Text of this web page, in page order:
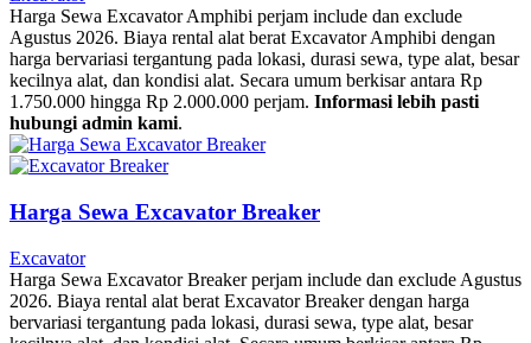
Harga Sewa Excavator Amphibi perjam include dan exclude
Agustus 2026. Biaya rental alat berat Excavator Amphibi dengan
harga bervariasi tergantung pada lokasi, durasi sewa, type alat, besar
kecilnya alat, dan kondisi alat. Secara umum berkisar antara Rp
1.750.000 hingga Rp 2.000.000 perjam. Informasi lebih pasti
hubungi admin kami.
Harga Sewa Excavator Breaker
Excavator
Harga Sewa Excavator Breaker perjam include dan exclude Agustus
2026. Biaya rental alat berat Excavator Breaker dengan harga
bervariasi tergantung pada lokasi, durasi sewa, type alat, besar